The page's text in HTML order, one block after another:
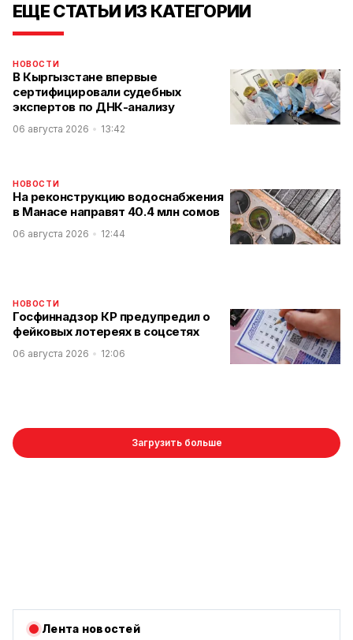
ЕЩЕ СТАТЬИ ИЗ КАТЕГОРИИ
НОВОСТИ
В Кыргызстане впервые
сертифицировали судебных
экспертов по ДНК-анализу
06 августа 2026 13:42
НОВОСТИ
На реконструкцию водоснабжения
в Манасе направят 40.4 млн сомов
06 августа 2026 12:44
НОВОСТИ
Госфиннадзор КР предупредил о
фейковых лотереях в соцсетях
06 августа 2026 12:06
Загрузить больше
Лента новостей